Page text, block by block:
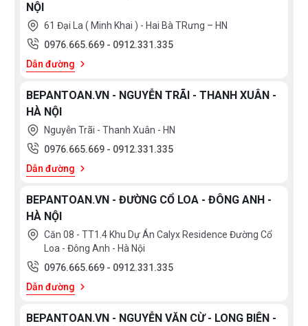
NỘI
61 Đại La ( Minh Khai ) - Hai Bà TRưng – HN
0976.665.669 - 0912.331.335
Dẫn đường
BEPANTOAN.VN - NGUYỄN TRÃI - THANH XUÂN -
HÀ NỘI
Nguyễn Trãi - Thanh Xuân - HN
0976.665.669 - 0912.331.335
Dẫn đường
BEPANTOAN.VN - ĐƯỜNG CỔ LOA - ĐÔNG ANH -
HÀ NỘI
Căn 08 - TT1.4 Khu Dự Án Calyx Residence Đường Cổ
Loa - Đông Anh - Hà Nội
0976.665.669 - 0912.331.335
Dẫn đường
BEPANTOAN.VN - NGUYỄN VĂN CỪ - LONG BIÊN -